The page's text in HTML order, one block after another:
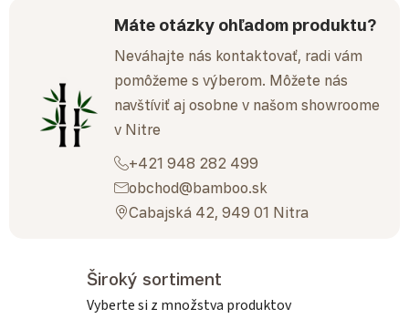
Máte otázky ohľadom produktu?
Neváhajte nás kontaktovať, radi vám
pomôžeme s výberom. Môžete nás
navštíviť aj osobne v našom showroome
v Nitre
+421 948 282 499
obchod@bamboo.sk
Cabajská 42, 949 01 Nitra
Široký sortiment
Vyberte si z množstva produktov